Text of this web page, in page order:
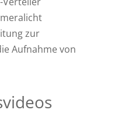
zur
Aufnahme von